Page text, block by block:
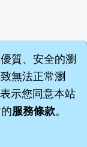
質、安全的瀏
無法正常瀏
示您同意本站
服務條款。